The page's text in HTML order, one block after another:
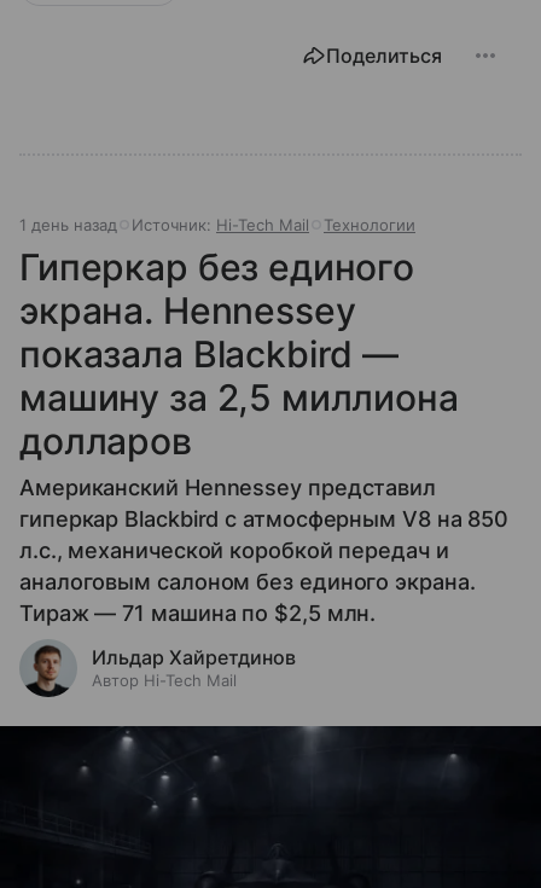
Поделиться
1 день назад Источник: Hi-Tech Mail Технологии
Гиперкар без единого
экрана. Hennessey
показала Blackbird —
машину за 2,5 миллиона
долларов
Американский Hennessey представил
гиперкар Blackbird с атмосферным V8 на 850
л.с., механической коробкой передач и
аналоговым салоном без единого экрана.
Тираж — 71 машина по $2,5 млн.
Ильдар Хайретдинов
Автор Hi-Tech Mail